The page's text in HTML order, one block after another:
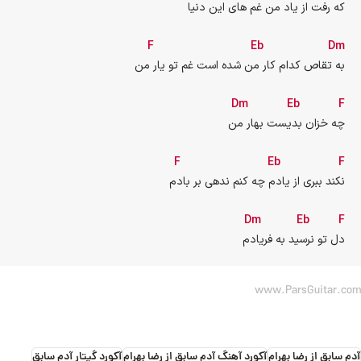
که رفت از یاد من غم های این دنیا
F Eb
Dm
به تقاص کدام کار من شده است غم تو یار من
Dm Eb
F
چه خزان بدیست بهار من
F Eb
F
نکند ببری از یادم چه کنم ندهی بر بادم
Dm Eb
F
دل تو نرسید به فریادم
www.ParsGuitar.com